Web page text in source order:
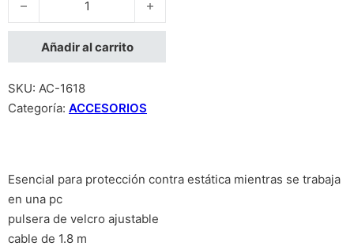
Añadir al carrito
SKU: AC-1618
Categoría: ACCESORIOS
Esencial para protección contra estática mientras se trabaja
en una pc
pulsera de velcro ajustable
cable de 1.8 m